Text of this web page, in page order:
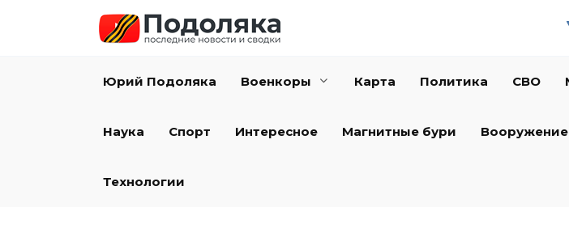
Юрий Подоляка Военкоры Карта Политика СВО
Наука Спорт Интересное Магнитные бури Вооружение
Технологии